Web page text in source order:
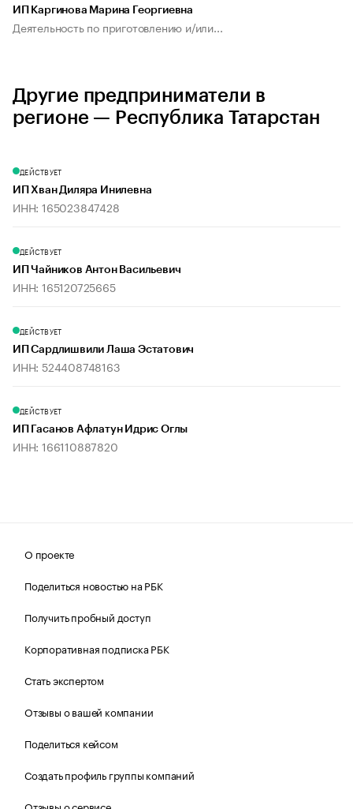
ИП Каргинова Марина Георгиевна
Деятельность по приготовлению и/или...
Другие предприниматели в
регионе — Республика Татарстан
ДЕЙСТВУЕТ
ИП Хван Диляра Инилевна
ИНН: 165023847428
ДЕЙСТВУЕТ
ИП Чайников Антон Васильевич
ИНН: 165120725665
ДЕЙСТВУЕТ
ИП Сардлишвили Лаша Эстатович
ИНН: 524408748163
ДЕЙСТВУЕТ
ИП Гасанов Афлатун Идрис Оглы
ИНН: 166110887820
О проекте
Поделиться новостью на РБК
Получить пробный доступ
Корпоративная подписка РБК
Стать экспертом
Отзывы о вашей компании
Поделиться кейсом
Создать профиль группы компаний